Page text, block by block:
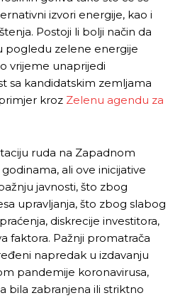
izvori energije, kao i
Postoji li bolji način da
pogledu zelene energije
vrijeme unaprijedi
sa kandidatskim zemljama
kroz Zelenu agendu za
ruda na Zapadnom
ali ove inicijative
javnosti, što zbog
upravljanja, što zbog slabog
diskrecije investitora,
faktora. Pažnji promatrača
napredak u izdavanju
pandemije koronavirusa,
bila zabranjena ili striktno